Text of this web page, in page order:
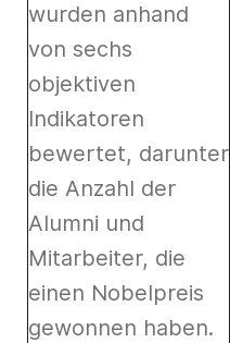
wurden anhand
von sechs
objektiven
Indikatoren
bewertet, darunter
die Anzahl der
Alumni und
Mitarbeiter, die
einen Nobelpreis
gewonnen haben.